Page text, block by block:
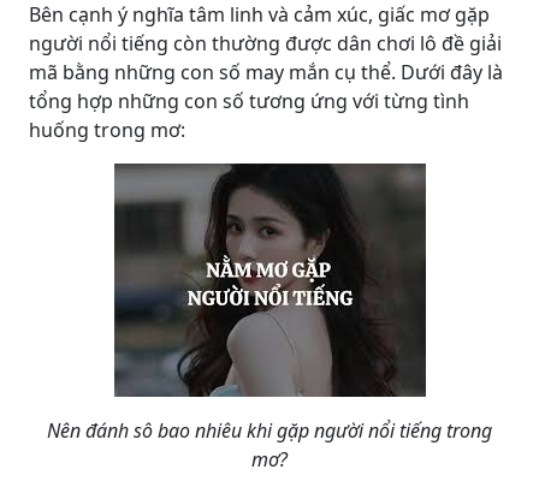
Bên cạnh ý nghĩa tâm linh và cảm xúc, giấc mơ gặp
người nổi tiếng còn thường được dân chơi lô đề giải
mã bằng những con số may mắn cụ thể. Dưới đây là
tổng hợp những con số tương ứng với từng tình
huống trong mơ:
Nên đánh sô bao nhiêu khi gặp người nổi tiếng trong
mơ?